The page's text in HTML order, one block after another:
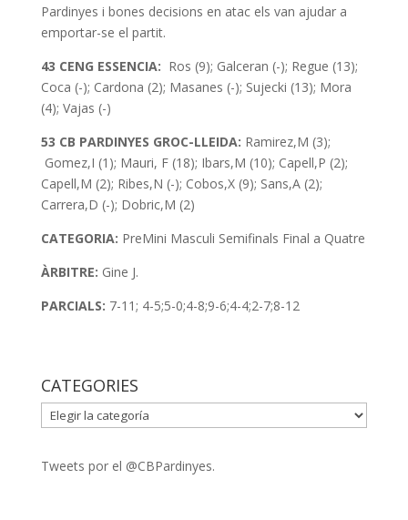
Pardinyes i bones decisions en atac els van ajudar a
emportar-se el partit.
43 CENG ESSENCIA: Ros (9); Galceran (-); Regue (13);
Coca (-); Cardona (2); Masanes (-); Sujecki (13); Mora
(4); Vajas (-)
53 CB PARDINYES GROC-LLEIDA: Ramirez,M (3);
Gomez,I (1); Mauri, F (18); Ibars,M (10); Capell,P (2);
Capell,M (2); Ribes,N (-); Cobos,X (9); Sans,A (2);
Carrera,D (-); Dobric,M (2)
CATEGORIA: PreMini Masculi Semifinals Final a Quatre
ÀRBITRE: Gine J.
PARCIALS: 7-11; 4-5;5-0;4-8;9-6;4-4;2-7;8-12
CATEGORIES
CATEGORIES
Tweets por el @CBPardinyes.